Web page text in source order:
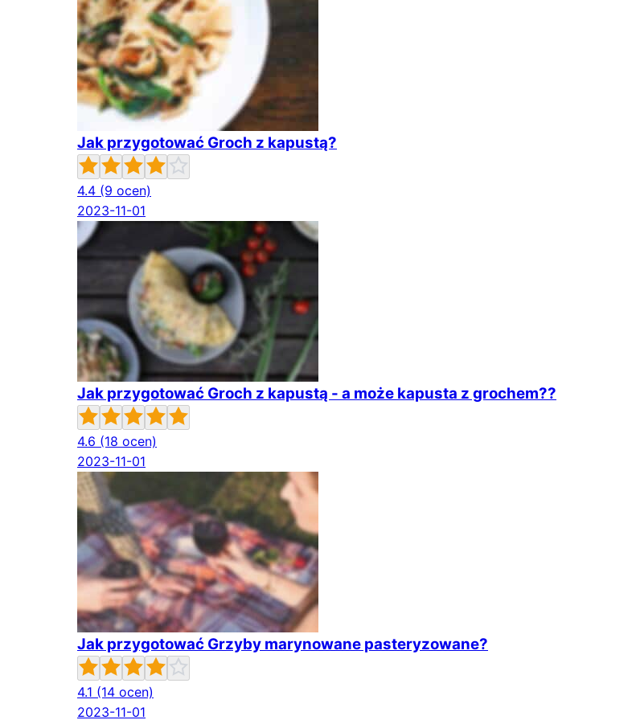
Jak przygotować Groch z kapustą?
4.4 (9 ocen)
2023-11-01
Jak przygotować Groch z kapustą - a może kapusta z grochem??
4.6 (18 ocen)
2023-11-01
Jak przygotować Grzyby marynowane pasteryzowane?
4.1 (14 ocen)
2023-11-01